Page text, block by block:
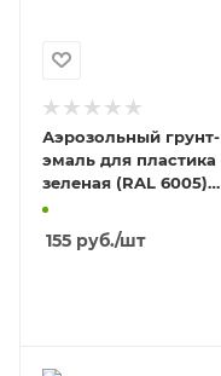
Аэрозольный грунт-
эмаль для пластика
зеленая (RAL 6005)
520мл/12
155 руб./шт